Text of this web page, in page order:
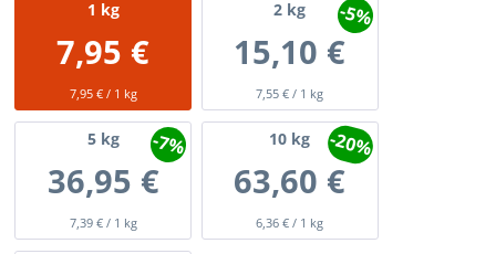
1 kg
7,95 €
7,95 € / 1 kg
2 kg
15,10 €
7,55 € / 1 kg
-5%
5kg
36,95 €
7,39 € / 1 kg
-7% 10 kg
63,60 €
6,36 € / 1 kg
-20%